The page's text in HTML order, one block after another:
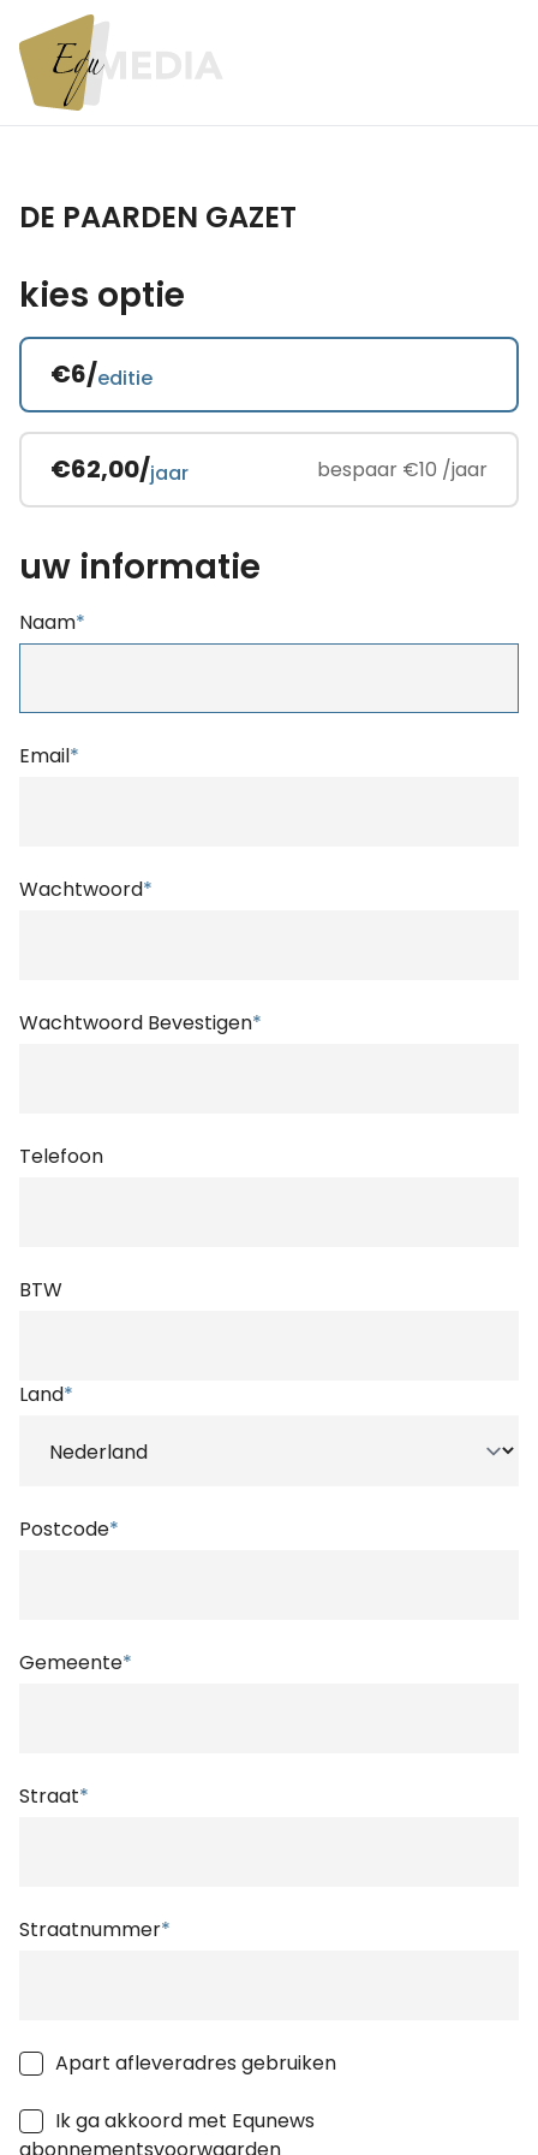
DE PAARDEN GAZET
kies optie
€6/editie
€62,00/jaar bespaar €10 /jaar
uw informatie
Naam*
Email*
Wachtwoord*
Wachtwoord Bevestigen*
Telefoon
BTW
Land*
Postcode*
Gemeente*
Straat*
Straatnummer*
Apart afleveradres gebruiken
Ik ga akkoord met Equnews